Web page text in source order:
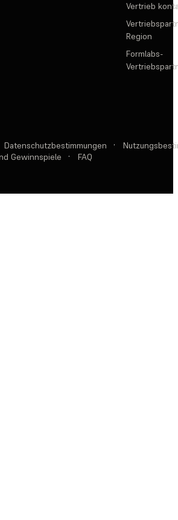
Vertrieb
Region
Formlabs-
Datenschutzbestimmungen ·
Gewinnspiele
· FAQ